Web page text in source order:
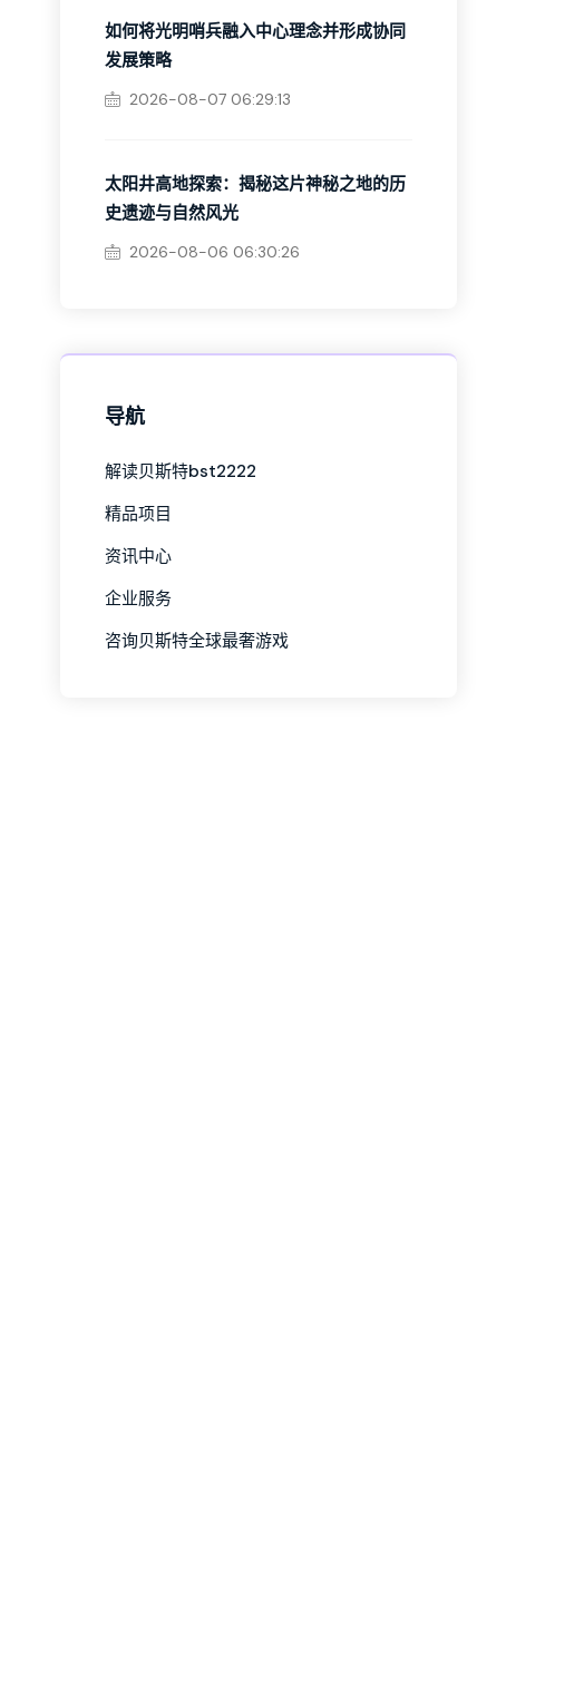
如何将光明哨兵融入中心理念并形成协同
发展策略
2026-08-07 06:29:13
太阳井高地探索：揭秘这片神秘之地的历
史遗迹与自然风光
2026-08-06 06:30:26
导航
解读贝斯特bst2222
精品项目
资讯中心
企业服务
咨询贝斯特全球最奢游戏